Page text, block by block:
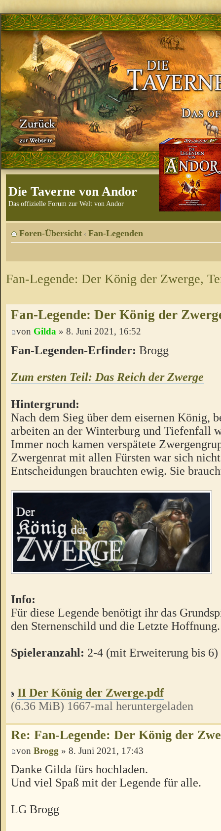
Die Taverne von Andor
Das offizielle Forum zur Welt von Andor
Foren-Übersicht ‹ Fan-Legenden
Fan-Legende: Der König der Zwerge,
Fan-Legende: Der König der
von Gilda » 8. Juni 2021, 16:52
Fan-Legenden-Erfinder: Brogg
Zum ersten Teil: Das Reich der Zwerge
Hintergrund:
Nach dem Sieg über dem eisernen König,
arbeiten an der Winterburg und Tiefenfall
Immer noch kamen verspätete
Zwergenrat mit allen Fürsten war sich
Entscheidungen brauchten ewig. Sie
Info:
Für diese Legende benötigt ihr das
den Sternenschild und die Letzte Hoffnung.
Spieleranzahl: 2-4 (mit Erweiterung bis 6)
II Der König der Zwerge.pdf
(6.36 MiB) 1667-mal heruntergeladen
Re: Fan-Legende: Der König der
von Brogg » 8. Juni 2021, 17:43
Danke Gilda fürs hochladen.
Und viel Spaß mit der Legende für alle.
LG Brogg